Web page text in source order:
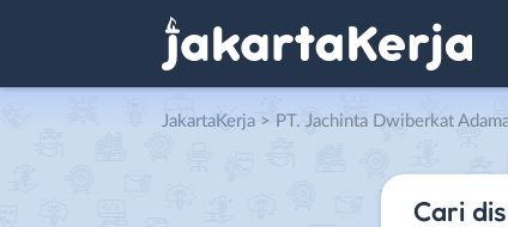
JakartaKerja > PT. Jachinta Dwiberkat